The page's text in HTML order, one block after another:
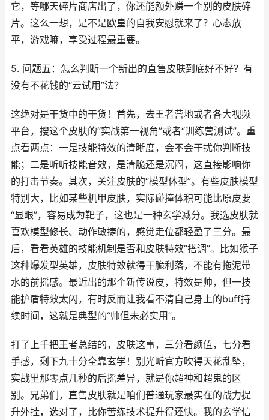
它，等哪天碎片商店出了，你还能额外赚一个别的皮肤碎
片。这么一想，是不是欧皇的自我安慰就来了？心态放
平，游戏嘛，享受过程最重要。
5. 问题五：怎么判断一个新出的直售皮肤到底好不好？有
没有不花钱的“云试用”法？
这绝对是干货中的干货！首先，去王者营地或者各大视频
平台，搜这个皮肤的“实战第一视角”或者“训练营测试”。重
点看两点：一是技能特效的清晰度，会不会干扰你判断技
能；二是听听技能音效，是清脆还是沉闷，这直接影响你
的打击节奏。其次，关注皮肤的“模型体型”。有些皮肤模型
特别大，比如某些机甲皮肤，实际碰撞体积可能比原皮要
“显眼”，容易成为靶子，这也是一种玄学减分。我选皮肤就
喜欢模型修长、动作敏捷的，感觉走位都轻盈了三分。最
后，看看英雄的技能机制是否和皮肤特效“搭调”。比如猴子
这种爆发型英雄，皮肤特效就得干脆利落，不能有拖泥带
水的前摇感。最近出的那个新传说皮，特效是帅，但一技
能护盾特效太闪，有时反而让我看不清自己身上的buff持
续时间，这就是典型的“帅但未必实用”。
打了上千把王者总结的，皮肤这事，三分看颜值，七分看
手感，剩下九十分全靠玄学！别光听官方吹得天花乱坠，
实战里那零点几秒的后摇差异，就是你超神和超鬼的区
别。兄弟们，直售皮肤就是咱们普通玩家最实在的战力提
升外挂，选对了，比你苦练技术提升得还快。我的玄学信